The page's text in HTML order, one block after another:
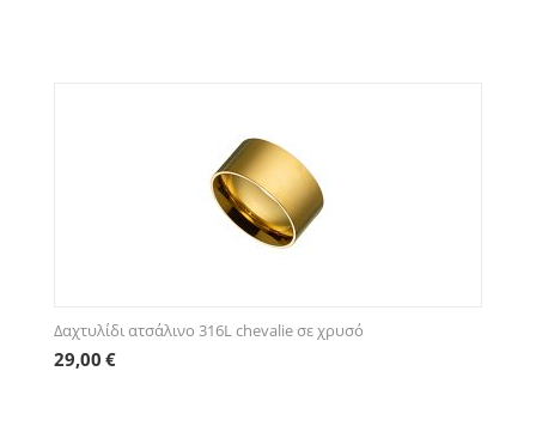
Δαχτυλίδι ατσάλινο 316L chevalie σε χρυσό
29,00 €